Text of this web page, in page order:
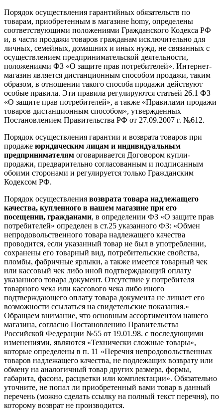
Порядок осуществления гарантийных обязательств по
товарам, приобретенным в магазине homy, определены
соответствующими положениями Гражданского Кодекса РФ
и, в части продажи товаров гражданам исключительно для
личных, семейных, домашних и иных нужд, не связанных с
осуществлением предпринимательской деятельности,
положениями ФЗ «О защите прав потребителей». Интернет-
магазин является дистанционным способом продажи, таким
образом, в отношении такого способа продажи действуют
особые правила. Эти правила регулируются статьей 26.1 ФЗ
«О защите прав потребителей», а также «Правилами продажи
товаров дистанционным способом», утвержденных
Постановлением Правительства РФ от 27.09.2007 г. №612.
Порядок осуществления гарантии и возврата товаров при
продаже юридическим лицам и индивидуальным
предпринимателям оговаривается Договором купли-
продажи, предварительно согласованным и подписанным
обоими сторонами и регулируется только Гражданским
Кодексом РФ.
Порядок осуществления возврата товара надлежащего
качества, купленного в нашем магазине при его
посещении, гражданами, в определении ФЗ «О защите прав
потребителей» определен в ст.25 указанного ФЗ: «Обмен
непродовольственного товара надлежащего качества
проводится, если указанный товар не был в употреблении,
сохранены его товарный вид, потребительские свойства,
пломбы, фабричные ярлыки, а также имеется товарный чек
или кассовый чек либо иной подтверждающий оплату
указанного товара документ. Отсутствие у потребителя
товарного чека или кассового чека либо иного
подтверждающего оплату товара документа не лишает его
возможности ссылаться на свидетельские показания.»
Обращаем внимание, что основным ассортиментом нашего
магазина, согласно Постановлению Правительства
Российской Федерации №55 от 19.01.98. с последующими
изменениями, являются «Технически сложные товары»,
которые определены в п. 11 «Перечня непродовольственных
товаров надлежащего качества, не подлежащих возврату или
обмену на аналогичный товар других размера, формы,
габарита, фасона, расцветки или комплектации». Обязательно
уточните, не попал ли приобретенный вами товар в данный
перечень (можно сделать ссылку на полный текст перечня), по
которому возврат не производится.